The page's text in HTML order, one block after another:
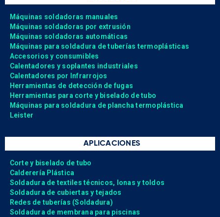
Máquinas soldadoras manuales
Máquinas soldadoras por extrusión
Máquinas soldadoras automáticas
Máquinas para soldadura de tuberías termoplásticas
Accesorios y consumibles
Calentadores y soplantes industriales
Calentadores por Infrarrojos
Herramientas de detección de fugas
Herramientas para corte y biselado de tubo
Máquinas para soldadura de plancha termoplástica
Leister
APLICACIONES
Corte y biselado de tubo
Calderería Plástica
Soldadura de textiles técnicos, lonas y toldos
Soldadura de cubiertas y tejados
Redes de tuberías (Soldadura)
Soldadura de membrana para piscinas